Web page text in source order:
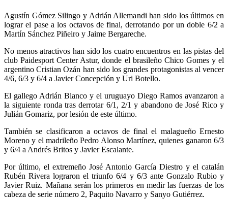
Agustín Gómez Silingo y Adrián Allemandi han sido los últimos en
lograr el pase a los octavos de final, derrotando por un doble 6/2 a
Martín Sánchez Piñeiro y Jaime Bergareche.
No menos atractivos han sido los cuatro encuentros en las pistas del
club Paidesport Center Astur, donde el brasileño Chico Gomes y el
argentino Cristian Ozán han sido los grandes protagonistas al vencer
4/6, 6/3 y 6/4 a Javier Concepción y Uri Botello.
El gallego Adrián Blanco y el uruguayo Diego Ramos avanzaron a
la siguiente ronda tras derrotar 6/1, 2/1 y abandono de José Rico y
Julián Gomariz, por lesión de este último.
También se clasificaron a octavos de final el malagueño Ernesto
Moreno y el madrileño Pedro Alonso Martínez, quienes ganaron 6/3
y 6/4 a Andrés Britos y Javier Escalante.
Por último, el extremeño José Antonio García Diestro y el catalán
Rubén Rivera lograron el triunfo 6/4 y 6/3 ante Gonzalo Rubio y
Javier Ruiz. Mañana serán los primeros en medir las fuerzas de los
cabeza de serie número 2, Paquito Navarro y Sanyo Gutiérrez.